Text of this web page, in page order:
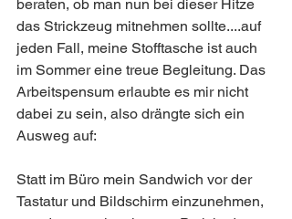
beraten, ob man nun bei dieser Hitze
das Strickzeug mitnehmen sollte....auf
jeden Fall, meine Stofftasche ist auch
im Sommer eine treue Begleitung. Das
Arbeitspensum erlaubte es mir nicht
dabei zu sein, also drängte sich ein
Ausweg auf:
Statt im Büro mein Sandwich vor der
Tastatur und Bildschirm einzunehmen,